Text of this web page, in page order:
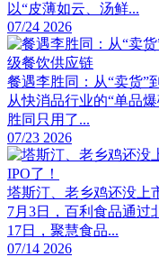
以“皮薄如云、汤鲜...
07/24 2026
餐遇李胜同：从“卖货”
从快消品行业的“单品
胜同只用了...
07/23 2026
塔斯汀、老乡鸡还没上
7月3日，百利食品通过
17日，聚慧食品...
07/14 2026